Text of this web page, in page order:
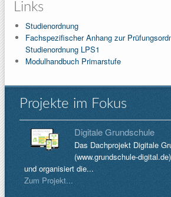
Links
Studienordnung
Fachspezifischer Anhang zur
Studienordnung LPS1
Modulhandbuch Primarstufe
Projekte im Fokus
Digitale Grundschule
Das Dachprojekt Digitale
(www.grundschule-
und organisiert die...
Zum Projekt...